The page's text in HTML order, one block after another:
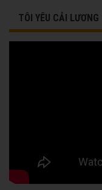
TÔI YÊU CẢI LƯƠNG